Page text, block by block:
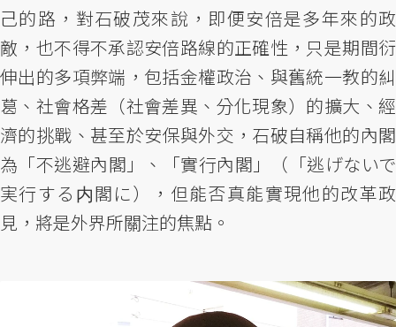
己的路，對石破茂來說，即便安倍是多年來的政
敵，也不得不承認安倍路線的正確性，只是期間衍
伸出的多項弊端，包括金權政治、與舊統一教的糾
葛、社會格差（社會差異、分化現象）的擴大、經
濟的挑戰、甚至於安保與外交，石破自稱他的內閣
為「不逃避內閣」、「實行內閣」（「逃げないで
実行する内閣に），但能否真能實現他的改革政
見，將是外界所關注的焦點。